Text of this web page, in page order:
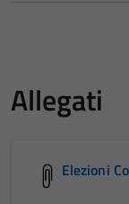
Allegati
Elezioni